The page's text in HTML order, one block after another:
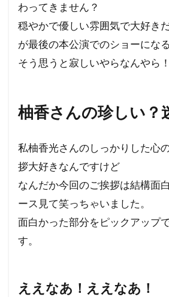
わってきません？
穏やかで優しい雰囲気で大好き
が最後の本公演でのショーにな
そう思うと寂しいやらなんやら
柚香さんの珍しい？
私柚香光さんのしっかりした心
拶大好きなんですけど
なんだか今回のご挨拶は結構面
ース見て笑っちゃいました。
面白かった部分をピックアップ
す。
ええなあ！ええなあ！